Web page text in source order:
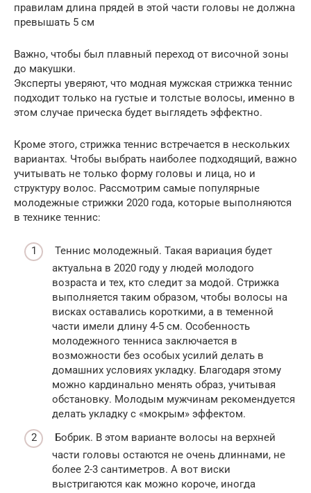
правилам длина прядей в этой части головы не должна
превышать 5 см
Важно, чтобы был плавный переход от височной зоны
до макушки.
Эксперты уверяют, что модная мужская стрижка теннис
подходит только на густые и толстые волосы, именно в
этом случае прическа будет выглядеть эффектно.
Кроме этого, стрижка теннис встречается в нескольких
вариантах. Чтобы выбрать наиболее подходящий, важно
учитывать не только форму головы и лица, но и
структуру волос. Рассмотрим самые популярные
молодежные стрижки 2020 года, которые выполняются
в технике теннис:
Теннис молодежный. Такая вариация будет
актуальна в 2020 году у людей молодого
возраста и тех, кто следит за модой. Стрижка
выполняется таким образом, чтобы волосы на
висках оставались короткими, а в теменной
части имели длину 4-5 см. Особенность
молодежного тенниса заключается в
возможности без особых усилий делать в
домашних условиях укладку. Благодаря этому
можно кардинально менять образ, учитывая
обстановку. Молодым мужчинам рекомендуется
делать укладку с «мокрым» эффектом.
Бобрик. В этом варианте волосы на верхней
части головы остаются не очень длиннами, не
более 2-3 сантиметров. А вот виски
выстригаются как можно короче, иногда